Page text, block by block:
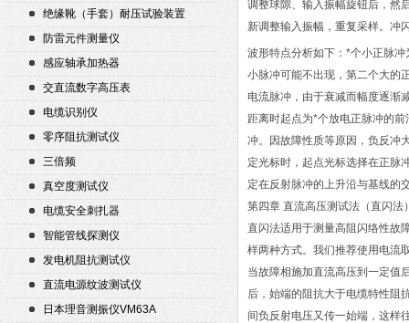
绝缘靴（手套）耐压试验装置
防雷元件测量仪
感应轴承加热器
交直流数字高压表
电缆识别仪
零序阻抗测试仪
三倍频
真空度测试仪
电缆安全刺扎器
智能管线探测仪
发电机阻抗测试仪
直流电源纹波测试仪
日本理音测振仪VM63A
调整球隙、输入振幅旋钮后，然
新调整输入振幅，重复采样。冲
波形特点分析如下：*个小正脉
小脉冲可能不出现，第二个大的
电流脉冲，由于衰减而幅度逐渐
距离时起点为*个放电正脉冲的
冲。因故障性质等原因，负反冲
定光标时，起点光标选择在正脉
定在反射脉冲的上升沿与基线的
第四章 直流高压测试法（直闪法
直闪法适用于测量高阻闪络性故
样两种方式。我们推荐使用电流
当故障相施加直流高压到一定值
后，始端的阻抗大于电缆特性阻
间负反射电压又传一始端，这样